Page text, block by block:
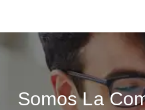
Somos La